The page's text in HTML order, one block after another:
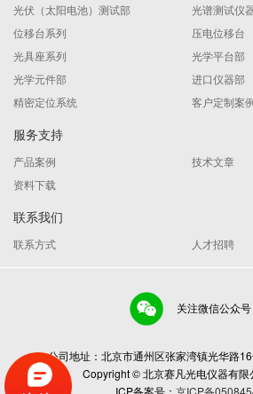
光伏（太阳电池）测试部
光谱测试仪
位移台系列
压电位移台
光具座系列
光学平台部
光学元件部
进口仪器部
精密定位系统
客户定制案
服务支持
产品案例
技术文章
资料下载
联系我们
联系方式 人才招聘
关注微信公众号
公司地址：北京市通州区张家湾镇光华路
Copyright © 北京赛凡光电仪器有限
ICP备案号： 京ICP备